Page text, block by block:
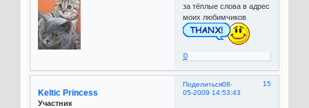
за тёплые слова в адрес
моих любимчиков
0
Поделиться 15
08-
05-2009 14:53:43
Keltic Princess
Участник